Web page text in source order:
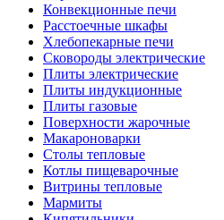
Конвекционные печи
Расстоечные шкафы
Хлебопекарные печи
Сковороды электрические
Плиты электрические
Плиты индукционные
Плиты газовые
Поверхности жарочные
Макароноварки
Столы тепловые
Котлы пищеварочные
Витрины тепловые
Мармиты